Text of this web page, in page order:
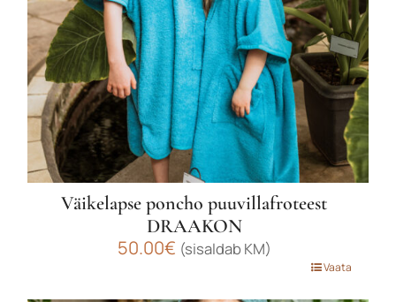
Väikelapse poncho puuvillafroteest
DRAAKON
50.00€ (sisaldab KM)
Vaata